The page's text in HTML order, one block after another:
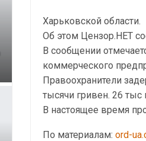
Харьковской области.
Об этом Цензор.НЕТ
В сообщении
коммерческого
Правоохранители
тысячи гривен. 26 тыс
В настоящее время
По материалам:ord-